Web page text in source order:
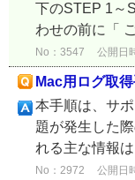
下のSTEP 1～
わせの前に「
No：3547 公開日
Mac用ログ取
本手順は、サ
題が発生した
れる主な情報
No：2972 公開日